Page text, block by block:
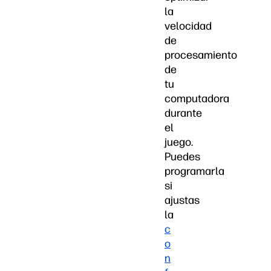
la
velocidad
de
procesamiento
de
tu
computadora
durante
el
juego.
Puedes
programarla
si
ajustas
la
c
o
n